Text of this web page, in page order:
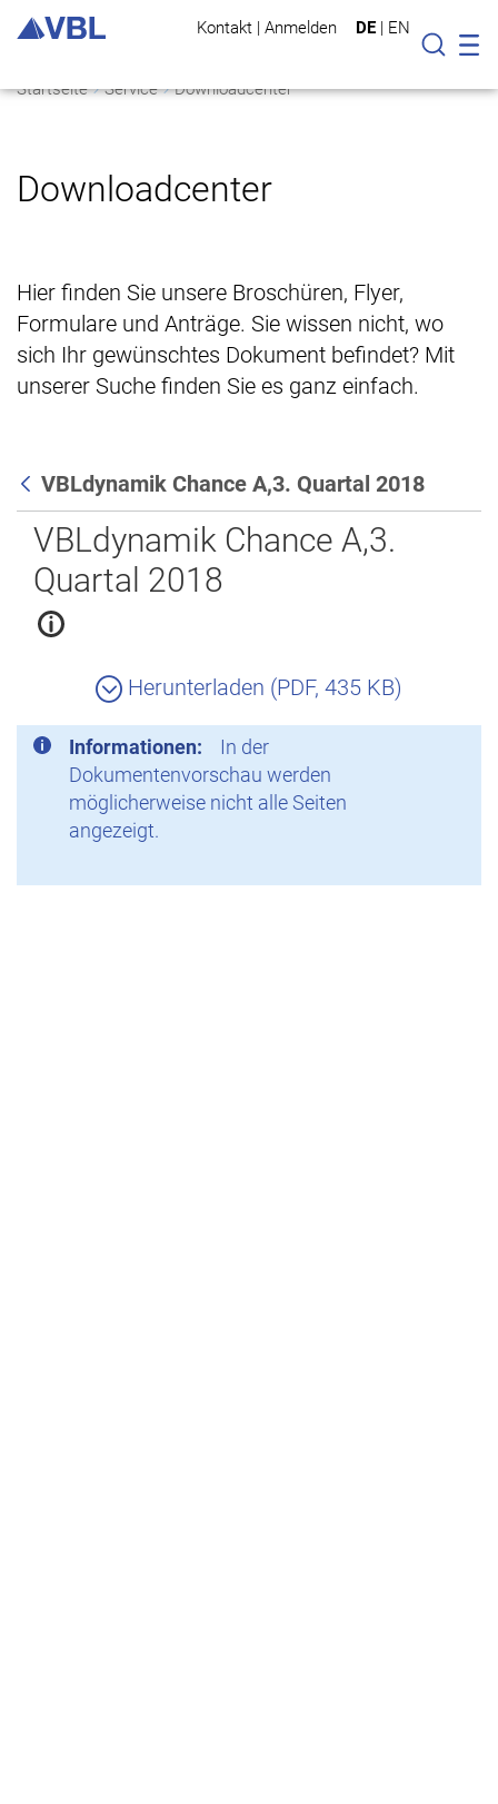
Kontakt | Anmelden DE | EN
Suche
Startseite Service Downloadcenter
Downloadcenter
Hier finden Sie unsere Broschüren, Flyer,
Formulare und Anträge. Sie wissen nicht, wo
sich Ihr gewünschtes Dokument befindet? Mit
unserer Suche finden Sie es ganz einfach.
Zurück
VBLdynamik Chance A,3. Quartal 2018
VBLdynamik Chance A,3.
Quartal 2018
Herunterladen (PDF, 435 KB)
Informationen:
In der
Dokumentenvorschau werden
möglicherweise nicht alle Seiten
angezeigt.